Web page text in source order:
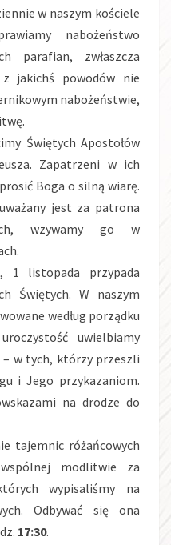
w naszym kościele
nabożeństwo
parafian, zwłaszcza
jakichś powodów nie
nabożeństwie,
Świętych Apostołów
Zapatrzeni w ich
Boga o silną wiarę.
jest za patrona
wzywamy go w
1 listopada przypada
Świętych. W naszym
według porządku
uwielbiamy
w tych, którzy przeszli
i Jego przykazaniom.
na drodze do
tajemnic różańcowych
modlitwie za
wypisaliśmy na
Odbywać się ona
17:30.